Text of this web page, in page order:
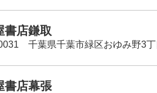
書店鎌取
千葉県千葉市緑区おゆみ野3
書店幕張